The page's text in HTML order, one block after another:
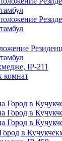
IP-211
комнат
в